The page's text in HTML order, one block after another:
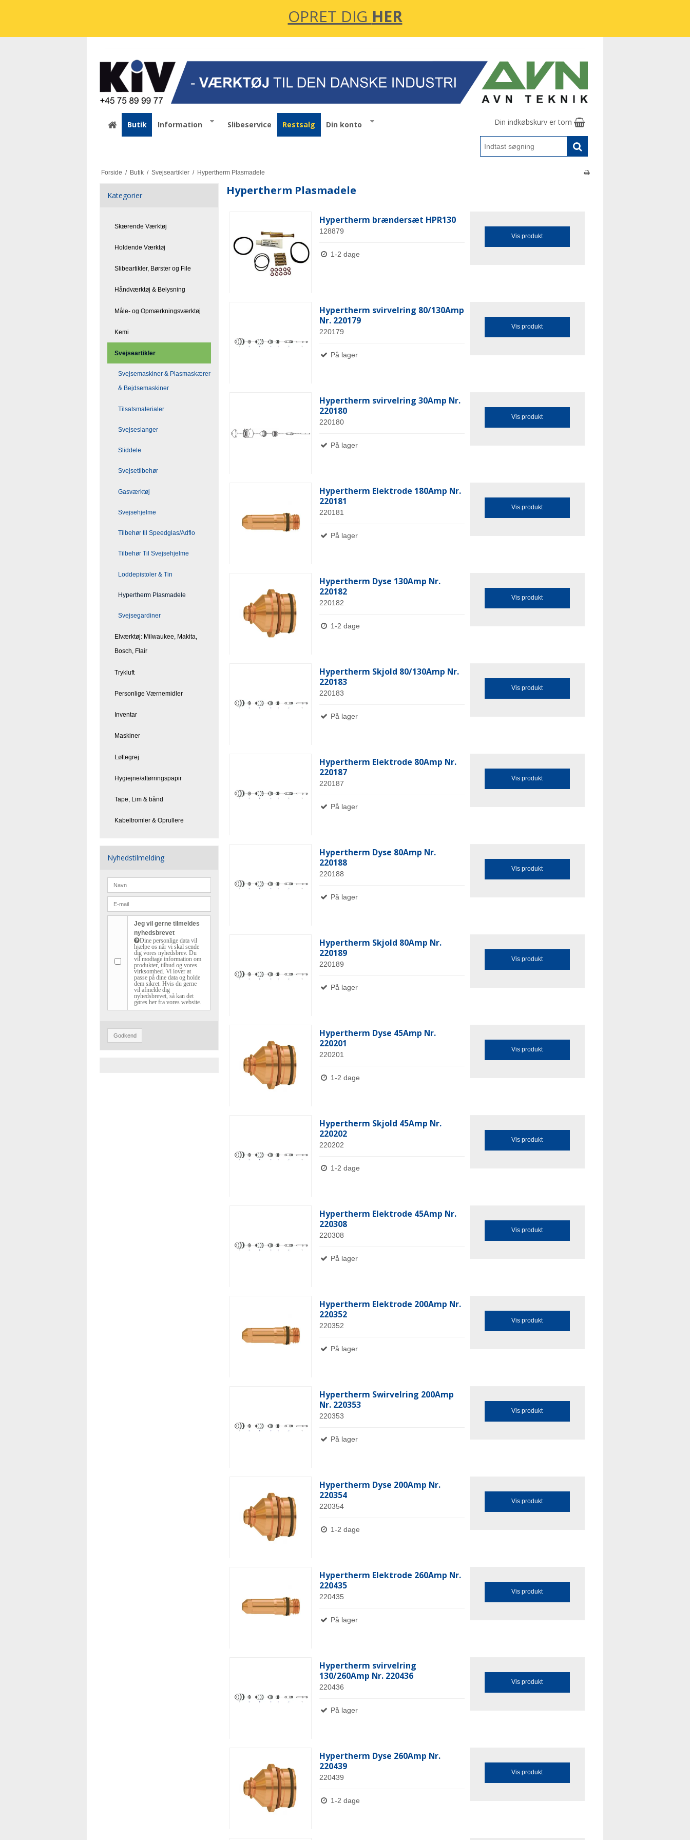
OPRET DIG HER
Butik Information Slibeservice Restsalg Din konto Din indkøbskurv er tom
Forside / Butik / Svejseartikler / Hypertherm Plasmadele
Kategorier
Skærende Værktøj
Holdende Værktøj
Slibeartikler, Børster og File
Håndværktøj & Belysning
Måle- og Opmærkningsværktøj
Kemi
Svejseartikler
Svejsemaskiner & Plasmaskærer
& Bejdsemaskiner
Tilsatsmaterialer
Svejseslanger
Sliddele
Svejsetilbehør
Gasværktøj
Svejsehjelme
Tilbehør til Speedglas/Adflo
Tilbehør Til Svejsehjelme
Loddepistoler & Tin
Hypertherm Plasmadele
Svejsegardiner
Elværktøj: Milwaukee, Makita,
Bosch, Flair
Trykluft
Personlige Værnemidler
Inventar
Maskiner
Løftegrej
Hygiejne/aftørringspapir
Tape, Lim & bånd
Kabeltromler & Oprullere
Nyhedstilmelding
Jeg vil gerne tilmeldes
nyhedsbrevet
Dine personlige data vil
hjælpe os når vi skal sende
dig vores nyhedsbrev. Du
vil modtage information om
produkter, tilbud og vores
virksomhed. Vi lover at
passe på dine data og holde
dem sikret. Hvis du gerne
vil afmelde dig
nyhedsbrevet, så kan det
gøres her fra vores website.
Godkend
Hypertherm Plasmadele
Hypertherm brændersæt HPR130
128879
1-2 dage
Vis produkt
Hypertherm svirvelring 80/130Amp
Nr. 220179
220179
På lager
Vis produkt
Hypertherm svirvelring 30Amp Nr.
220180
220180
På lager
Vis produkt
Hypertherm Elektrode 180Amp Nr.
220181
220181
På lager
Vis produkt
Hypertherm Dyse 130Amp Nr.
220182
220182
1-2 dage
Vis produkt
Hypertherm Skjold 80/130Amp Nr.
220183
220183
På lager
Vis produkt
Hypertherm Elektrode 80Amp Nr.
220187
220187
På lager
Vis produkt
Hypertherm Dyse 80Amp Nr.
220188
220188
På lager
Vis produkt
Hypertherm Skjold 80Amp Nr.
220189
220189
På lager
Vis produkt
Hypertherm Dyse 45Amp Nr.
220201
220201
1-2 dage
Vis produkt
Hypertherm Skjold 45Amp Nr.
220202
220202
1-2 dage
Vis produkt
Hypertherm Elektrode 45Amp Nr.
220308
220308
På lager
Vis produkt
Hypertherm Elektrode 200Amp Nr.
220352
220352
På lager
Vis produkt
Hypertherm Swirvelring 200Amp
Nr. 220353
220353
På lager
Vis produkt
Hypertherm Dyse 200Amp Nr.
220354
220354
1-2 dage
Vis produkt
Hypertherm Elektrode 260Amp Nr.
220435
220435
På lager
Vis produkt
Hypertherm svirvelring
130/260Amp Nr. 220436
220436
På lager
Vis produkt
Hypertherm Dyse 260Amp Nr.
220439
220439
1-2 dage
Vis produkt